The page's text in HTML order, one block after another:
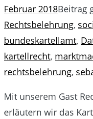
Februar 2018Beitrag
Rechtsbelehrung,
bundeskartellamt,
kartellrecht,
rechtsbelehrung,
Mit unserem Gast
erläutern wir das